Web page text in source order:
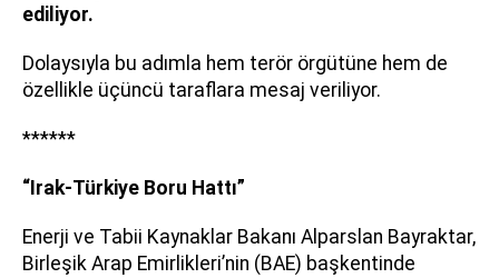
ediliyor.
Dolaysıyla bu adımla hem terör örgütüne hem de
özellikle üçüncü taraflara mesaj veriliyor.
******
“Irak-Türkiye Boru Hattı”
Enerji ve Tabii Kaynaklar Bakanı Alparslan Bayraktar,
Birleşik Arap Emirlikleri’nin (BAE) başkentinde